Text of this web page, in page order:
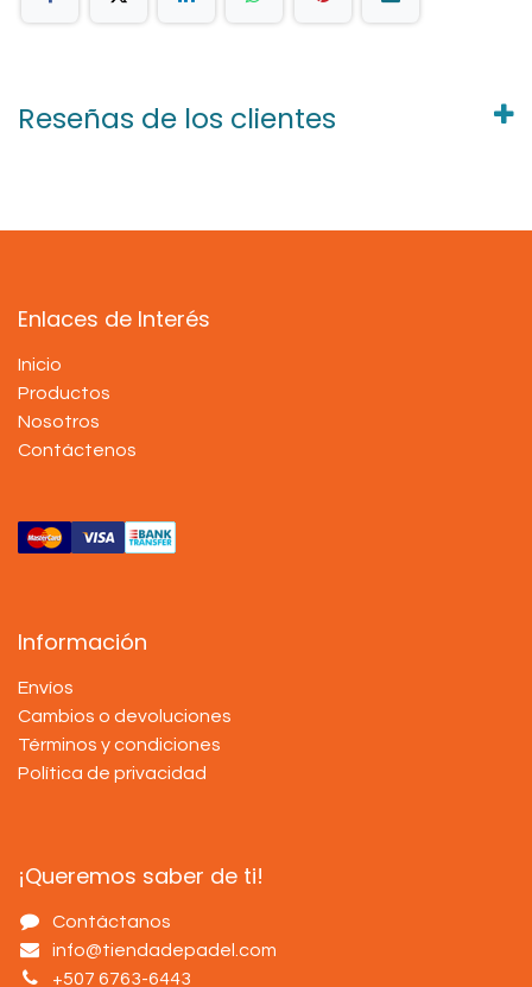
Reseñas de los clientes
Enlaces de Interés
Inicio
Productos
Nosotros
Contáctenos
Información
Envíos
Cambios o devoluciones
Términos y condiciones
Política de privacidad
¡Queremos saber de ti!
Contáctanos
info@tiendadepadel.com
+507 6763-6443